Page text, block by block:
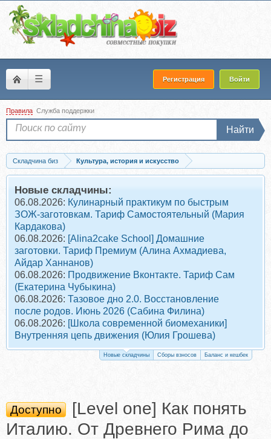
☰ Регистрация Войти
Правила Служба поддержки
Найти
Складчина биз
Культура, история и искусство
Скачать [Level one] Как понять Италию. От Древнего Рима до дольче виты...
Новые складчины:
06.08.2026: Кулинарный практикум по быстрым
ЗОЖ-заготовкам. Тариф Самостоятельный (Мария
Кардакова)
06.08.2026: [Alina2cake School] Домашние
заготовки. Тариф Премиум (Алина Ахмадиева,
Айдар Ханнанов)
06.08.2026: Продвижение Вконтакте. Тариф Сам
(Екатерина Чубыкина)
06.08.2026: Тазовое дно 2.0. Восстановление
после родов. Июнь 2026 (Сабина Филина)
06.08.2026: [Школа современной биомеханики]
Внутренняя цепь движения (Юлия Грошева)
Новые складчины Сборы взносов Баланс и кешбек
Доступно
[Level one] Как понять
Италию. От Древнего Рима до